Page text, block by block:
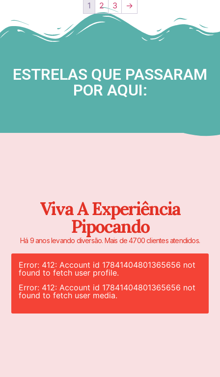
1 2 3 →
ESTRELAS QUE PASSARAM
POR AQUI:
Viva A Experiência
Pipocando
Há 9 anos levando diversão. Mais de 4700 clientes atendidos.
Error: 412: Account id 17841404801365656 not
found to fetch user profile.
Error: 412: Account id 17841404801365656 not
found to fetch user media.